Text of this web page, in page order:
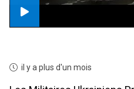
il y a plus d'un mois